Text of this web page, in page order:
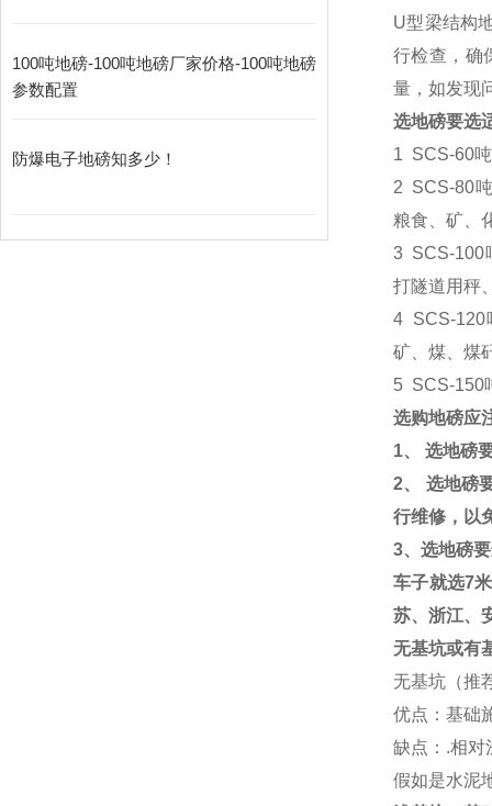
100吨地磅-100吨地磅厂家价格-100吨地磅
参数配置
防爆电子地磅知多少！
U型梁结构
行检查，确
量，如发现
选地磅要选
1 SCS-60
2 SCS-80
粮食、矿、
3 SCS-100
打隧道用秤
4 SCS-120
矿、煤、煤
5 SCS-150
选购地磅应
1、
选地磅
2、
选地磅
行维修，以
3、选地磅
车子就选7
苏、浙江、
无基坑或有
无基坑（推
优点：基础
缺点： .相对
假如是水泥